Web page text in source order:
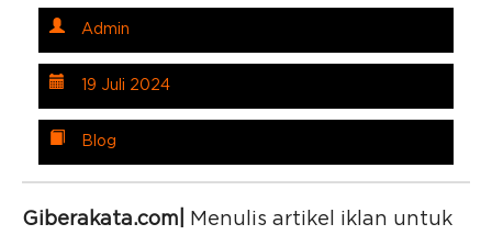
Admin
19 Juli 2024
Blog
Giberakata.com|
Menulis artikel iklan untuk